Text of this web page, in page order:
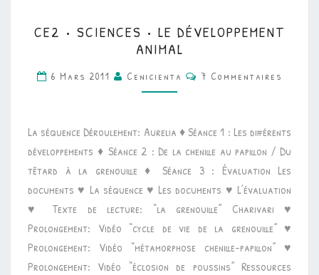
•
SCIENCES
•
LE
ANIMAL
CE2 • SCIENCES • LE DÉVELOPPEMENT
ANIMAL
6 Mars 2011 Cenicienta Commentaires
7 Commentaires
La séquence Déroulement: Aurelia ♦ Séance 1 : Les différents
développements ♦ Séance 2 : De la chenille au papillon / Du
têtard à la grenouille ♦ Séance 3 : Évaluation Les
documents ♥ La séquence ♥ Les documents ♥ L’évaluation
♥ Texte de lecture: “la grenouille” Charivari ♥
Prolongement: Vidéo “cycle de vie de la grenouille” ♥
Prolongement: Vidéo “métamorphose chenille-papillon” ♥
Prolongement: Vidéo “éclosion de poussins” Ressources